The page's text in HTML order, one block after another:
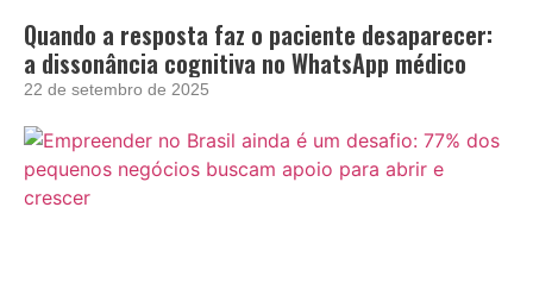
Quando a resposta faz o paciente desaparecer:
a dissonância cognitiva no WhatsApp médico
22 de setembro de 2025